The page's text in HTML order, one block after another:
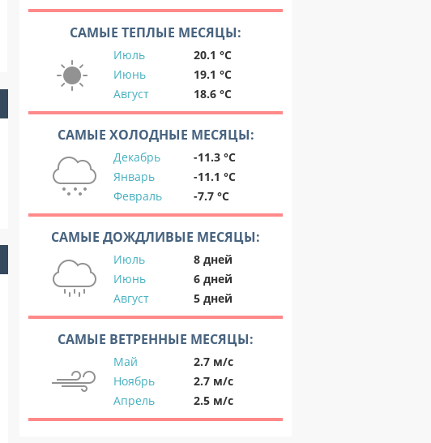
САМЫЕ ТЕПЛЫЕ МЕСЯЦЫ:
Июль
20.1 °C
Июнь
19.1 °C
Август
18.6 °C
САМЫЕ ХОЛОДНЫЕ МЕСЯЦЫ:
Декабрь
-11.3 °C
Январь
-11.1 °C
Февраль
-7.7 °C
САМЫЕ ДОЖДЛИВЫЕ МЕСЯЦЫ:
Июль
8 дней
Июнь
6 дней
Август
5 дней
САМЫЕ ВЕТРЕННЫЕ МЕСЯЦЫ:
Май
2.7 м/с
Ноябрь
2.7 м/с
Апрель
2.5 м/с